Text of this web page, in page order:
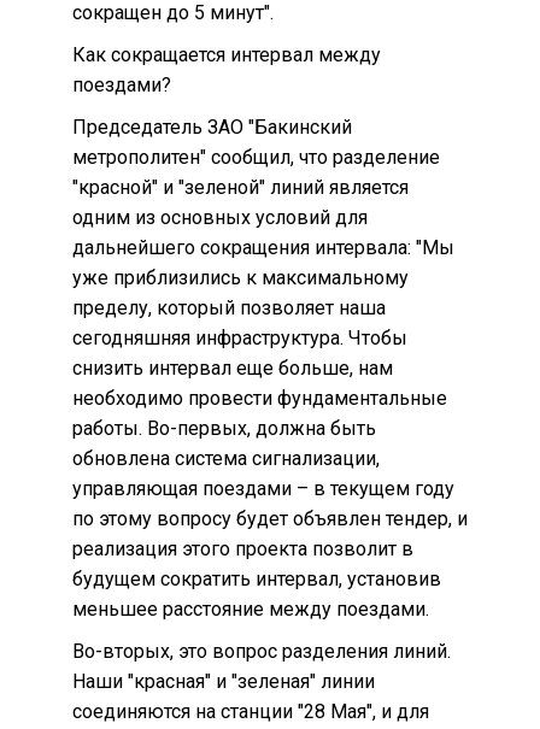
сокращен до 5 минут".
Как сокращается интервал между
поездами?
Председатель ЗАО "Бакинский
метрополитен" сообщил, что разделение
"красной" и "зеленой" линий является
одним из основных условий для
дальнейшего сокращения интервала: "Мы
уже приблизились к максимальному
пределу, который позволяет наша
сегодняшняя инфраструктура. Чтобы
снизить интервал еще больше, нам
необходимо провести фундаментальные
работы. Во-первых, должна быть
обновлена система сигнализации,
управляющая поездами – в текущем году
по этому вопросу будет объявлен тендер, и
реализация этого проекта позволит в
будущем сократить интервал, установив
меньшее расстояние между поездами.
Во-вторых, это вопрос разделения линий.
Наши "красная" и "зеленая" линии
соединяются на станции "28 Мая", и для